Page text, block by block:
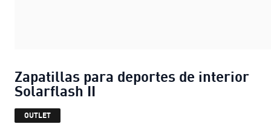
Zapatillas para deportes de interior
Solarflash II
OUTLET